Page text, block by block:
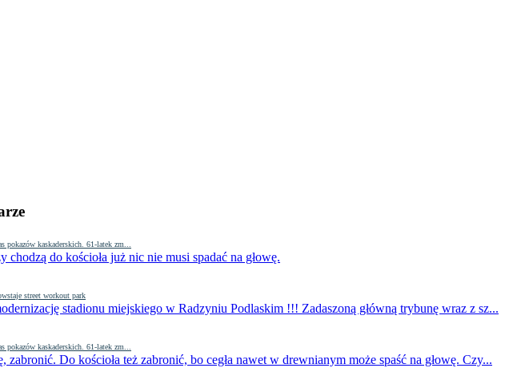
pokazów kaskaderskich. 61-latek zm...
chodzą do kościoła już nic nie musi spadać na głowę.
street workout park
stadionu miejskiego w Radzyniu Podlaskim !!! Zadaszoną główną trybunę wraz z sz...
pokazów kaskaderskich. 61-latek zm...
zabronić. Do kościoła też zabronić, bo cegła nawet w drewnianym może spaść na głowę. Czy...